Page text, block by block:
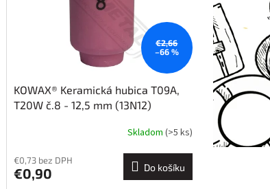
€2,66
–66 %
KOWAX® Keramická hubica T09A,
T20W č.8 - 12,5 mm (13N12)
Skladom (>5 ks)
€0,73 bez DPH
€0,90 Do košíku